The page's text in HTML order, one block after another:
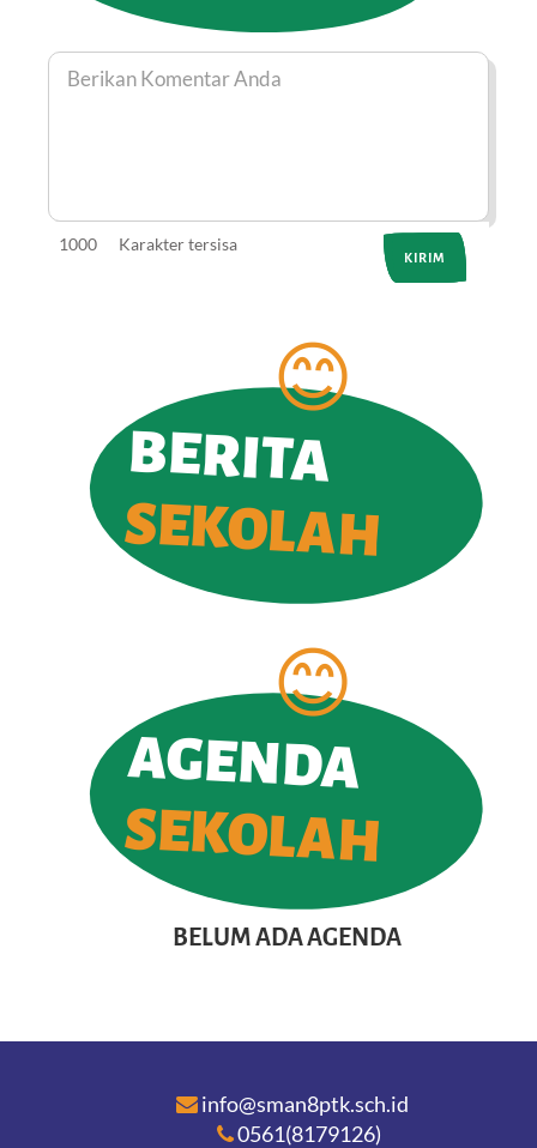
1000 Karakter tersisa
BERITA
SEKOLAH
AGENDA
SEKOLAH
BELUM ADA AGENDA
info@sman8ptk.sch.id
0561(8179126)